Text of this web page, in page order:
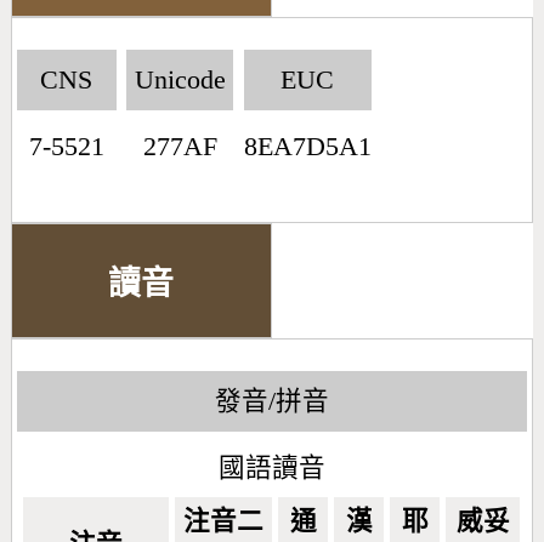
CNS
7-5521
Unicode
277AF
EUC
8EA7D5A1
讀音
發音/拼音
國語讀音
注音二 通 漢 耶 威妥